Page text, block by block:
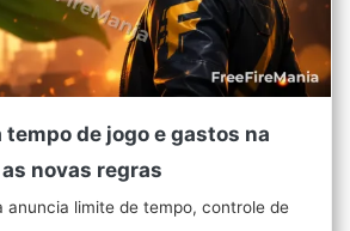
tempo de jogo e gastos na
novas regras
anuncia limite de tempo, controle de